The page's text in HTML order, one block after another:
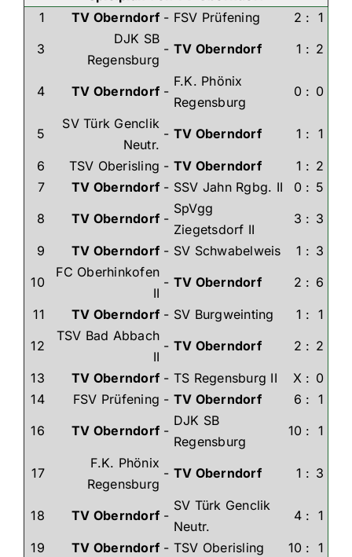
1
TV Oberndorf - FSV Prüfening 2 : 1
3
DJK SB
Regensburg
- TV Oberndorf 1 : 2
4 TV Oberndorf -
F.K. Phönix
Regensburg
0 : 0
5
SV Türk Genclik
Neutr.
- TV Oberndorf 1 : 1
6 TSV Oberisling - TV Oberndorf 1 : 2
7
TV Oberndorf - SSV Jahn Rgbg. II 0 : 5
8
TV Oberndorf -
SpVgg
Ziegetsdorf II
3 : 3
9 TV Oberndorf - SV Schwabelweis 1 : 3
10
FC Oberhinkofen
II
- TV Oberndorf 2 : 6
11 TV Oberndorf - SV Burgweinting 1 : 1
12
TSV Bad Abbach
II
- TV Oberndorf 2 : 2
13 TV Oberndorf - TS Regensburg II X : 0
14
FSV Prüfening - TV Oberndorf 6 : 1
16
TV Oberndorf -
DJK SB
Regensburg
10 : 1
17
F.K. Phönix
Regensburg
- TV Oberndorf 1 : 3
18 TV Oberndorf -
SV Türk Genclik
Neutr.
4 : 1
19 TV Oberndorf - TSV Oberisling 10 : 1